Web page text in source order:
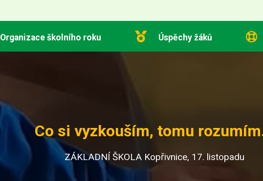
Organizace školního roku Úspěchy žáků
Co si vyzkouším, tomu
ZÁKLADNÍ ŠKOLA Kopřivnice, 17. listopadu